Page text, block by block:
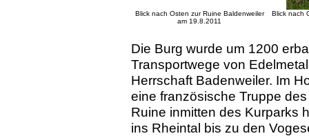
Blick nach Osten zur Ruine Baldenweiler
am 19.8.2011
Blick nach
Die Burg wurde um 1200
Transportwege von
Herrschaft Badenweiler. Im
eine französische Truppe
Ruine inmitten des Kurparks
ins Rheintal bis zu den